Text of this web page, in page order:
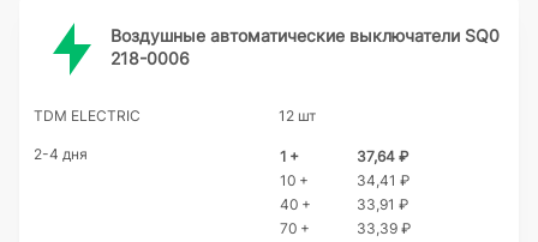
Воздушные автоматические выключатели SQ0
218-0006
TDM ELECTRIC 12 шт
2-4 дня 1 +
37,64 ₽
10 +
34,41 ₽
40 +
33,91 ₽
70 +
33,39 ₽